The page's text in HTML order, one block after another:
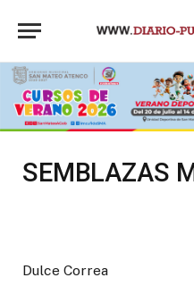
SEMBLAZAS
Dulce Correa